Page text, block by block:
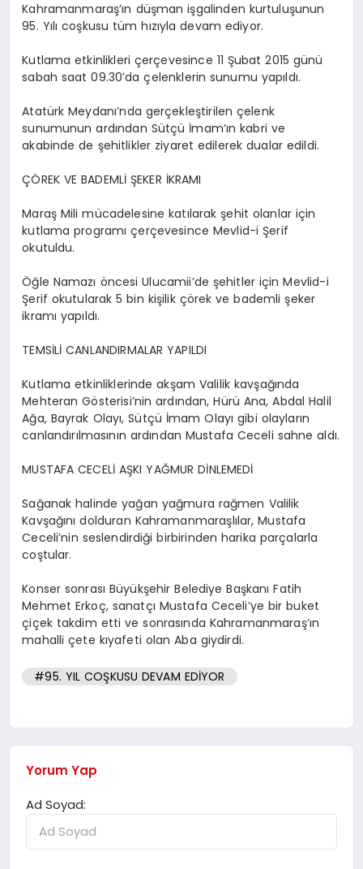
Kahramanmaraş’ın düşman işgalinden kurtuluşunun
95. Yılı coşkusu tüm hızıyla devam ediyor.
Kutlama etkinlikleri çerçevesince 11 Şubat 2015 günü
sabah saat 09.30’da çelenklerin sunumu yapıldı.
Atatürk Meydanı’nda gerçekleştirilen çelenk
sunumunun ardından Sütçü İmam’ın kabri ve
akabinde de şehitlikler ziyaret edilerek dualar edildi.
ÇÖREK VE BADEMLİ ŞEKER İKRAMI
Maraş Mili mücadelesine katılarak şehit olanlar için
kutlama programı çerçevesince Mevlid-i Şerif
okutuldu.
Öğle Namazı öncesi Ulucamii’de şehitler için Mevlid-i
Şerif okutularak 5 bin kişilik çörek ve bademli şeker
ikramı yapıldı.
TEMSİLİ CANLANDIRMALAR YAPILDI
Kutlama etkinliklerinde akşam Valilik kavşağında
Mehteran Gösterisi’nin ardından, Hürü Ana, Abdal Halil
Ağa, Bayrak Olayı, Sütçü İmam Olayı gibi olayların
canlandırılmasının ardından Mustafa Ceceli sahne aldı.
MUSTAFA CECELİ AŞKI YAĞMUR DİNLEMEDİ
Sağanak halinde yağan yağmura rağmen Valilik
Kavşağını dolduran Kahramanmaraşlılar, Mustafa
Ceceli’nin seslendirdiği birbirinden harika parçalarla
coştular.
Konser sonrası Büyükşehir Belediye Başkanı Fatih
Mehmet Erkoç, sanatçı Mustafa Ceceli’ye bir buket
çiçek takdim etti ve sonrasında Kahramanmaraş’ın
mahalli çete kıyafeti olan Aba giydirdi.
#95. YIL COŞKUSU DEVAM EDİYOR
Yorum Yap
Ad Soyad: